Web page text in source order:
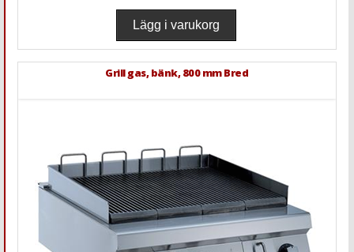
Grill gas, bänk, 800 mm Bred